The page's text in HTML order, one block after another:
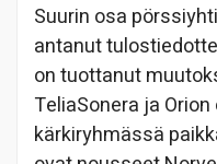
Suurin osa
antanut
on tuottanut
TeliaSonera ja
kärkiryhmässä